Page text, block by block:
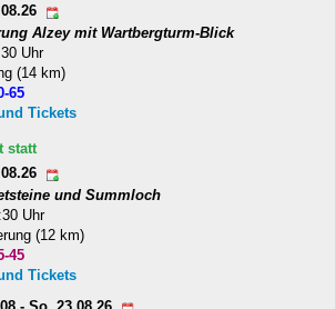
Alzey mit Wartbergturm-Blick
Uhr
(14 km)
65
Tickets
statt
und Summloch
Uhr
(12 km)
45
Tickets